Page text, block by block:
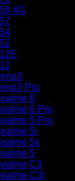
4G
Pro
6
6 Pro
5 Pro
5i
5s
5
C3
C3i